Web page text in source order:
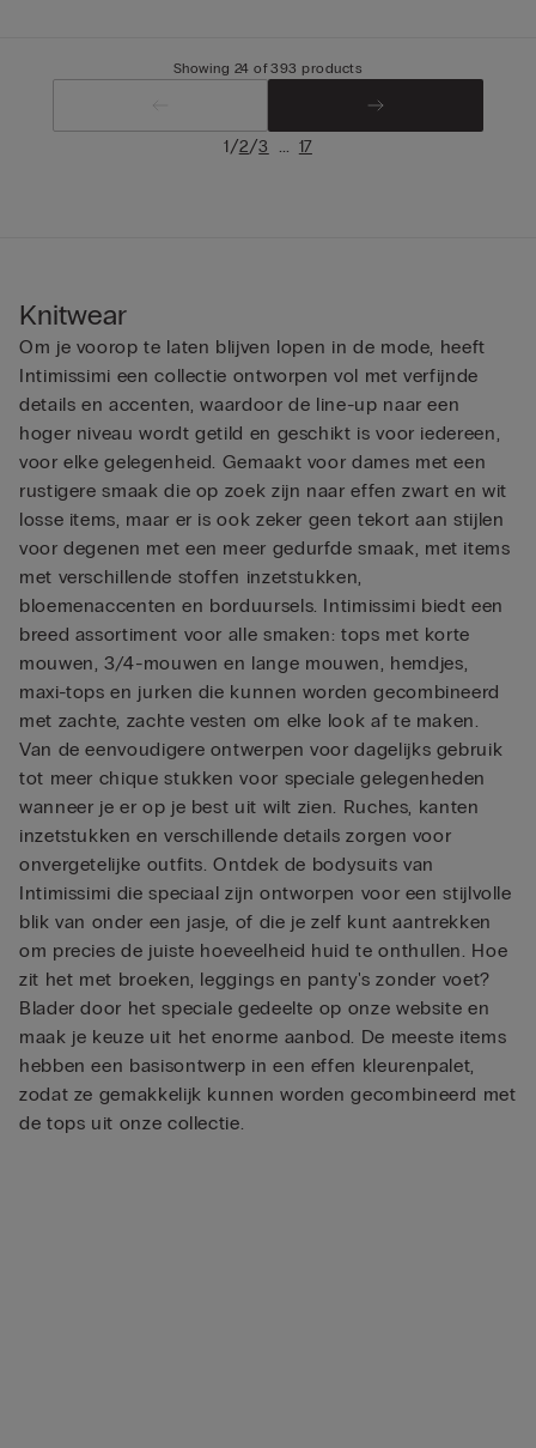
Showing 24 of 393 products
1/2/3 ... 17
Knitwear
Om je voorop te laten blijven lopen in de mode, heeft
Intimissimi een collectie ontworpen vol met verfijnde
details en accenten, waardoor de line-up naar een
hoger niveau wordt getild en geschikt is voor iedereen,
voor elke gelegenheid. Gemaakt voor dames met een
rustigere smaak die op zoek zijn naar effen zwart en wit
losse items, maar er is ook zeker geen tekort aan stijlen
voor degenen met een meer gedurfde smaak, met items
met verschillende stoffen inzetstukken,
bloemenaccenten en borduursels. Intimissimi biedt een
breed assortiment voor alle smaken: tops met korte
mouwen, 3/4-mouwen en lange mouwen, hemdjes,
maxi-tops en jurken die kunnen worden gecombineerd
met zachte, zachte vesten om elke look af te maken.
Van de eenvoudigere ontwerpen voor dagelijks gebruik
tot meer chique stukken voor speciale gelegenheden
wanneer je er op je best uit wilt zien. Ruches, kanten
inzetstukken en verschillende details zorgen voor
onvergetelijke outfits. Ontdek de bodysuits van
Intimissimi die speciaal zijn ontworpen voor een stijlvolle
blik van onder een jasje, of die je zelf kunt aantrekken
om precies de juiste hoeveelheid huid te onthullen. Hoe
zit het met broeken, leggings en panty's zonder voet?
Blader door het speciale gedeelte op onze website en
maak je keuze uit het enorme aanbod. De meeste items
hebben een basisontwerp in een effen kleurenpalet,
zodat ze gemakkelijk kunnen worden gecombineerd met
de tops uit onze collectie.